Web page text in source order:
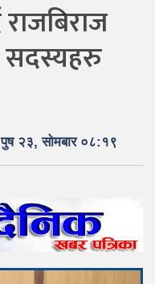
सदस्यहरु
२३, सोमबार ०८:१९